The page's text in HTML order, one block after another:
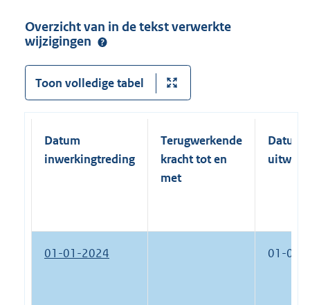
Overzicht van in de tekst verwerkte
wijzigingen
Toon volledige tabel
Datum
inwerkingtreding
Terugwerkende
kracht tot en
met
Datum
01-01-2024 01-01-